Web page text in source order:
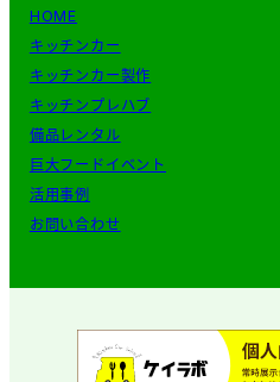
HOME
キッチンカー
キッチンカー製作
キッチンプレハブ
備品レンタル
巨大フードイベント
活用事例
お問い合わせ